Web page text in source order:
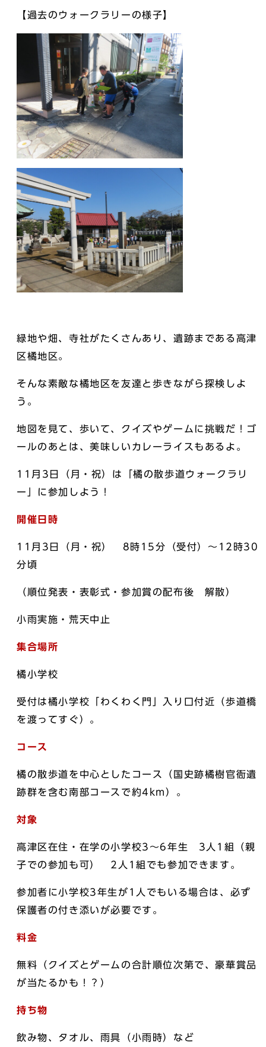
【過去のウォークラリーの様子】
緑地や畑、寺社がたくさんあり、遺跡まである高津
区橘地区。
そんな素敵な橘地区を友達と歩きながら探検しよ
う。
地図を見て、歩いて、クイズやゲームに挑戦だ！ゴ
ールのあとは、美味しいカレーライスもあるよ。
11月3日（月・祝）は「橘の散歩道ウォークラリ
ー」に参加しよう！
開催日時
11月3日（月・祝） 8時15分（受付）～12時30
分頃
（順位発表・表彰式・参加賞の配布後 解散）
小雨実施・荒天中止
集合場所
橘小学校
受付は橘小学校「わくわく門」入り口付近（歩道橋
を渡ってすぐ）。
コース
橘の散歩道を中心としたコース（国史跡橘樹官衙遺
跡群を含む南部コースで約4km）。
対象
高津区在住・在学の小学校3～6年生 3人1組（親
子での参加も可） 2人1組でも参加できます。
参加者に小学校3年生が1人でもいる場合は、必ず
保護者の付き添いが必要です。
料金
無料（クイズとゲームの合計順位次第で、豪華賞品
が当たるかも！？）
持ち物
飲み物、タオル、雨具（小雨時）など